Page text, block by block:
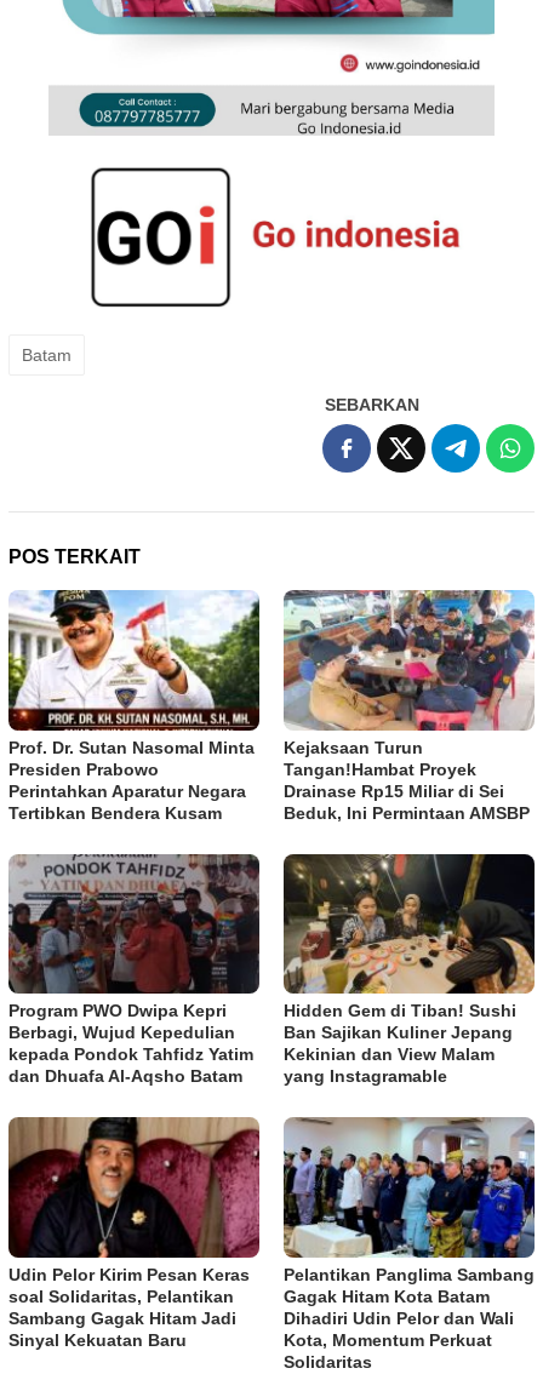
Batam
SEBARKAN
POS TERKAIT
Prof. Dr. Sutan Nasomal Minta
Presiden Prabowo
Perintahkan Aparatur Negara
Tertibkan Bendera Kusam
Kejaksaan Turun
Tangan!Hambat Proyek
Drainase Rp15 Miliar di Sei
Beduk, Ini Permintaan AMSBP
Program PWO Dwipa Kepri
Berbagi, Wujud Kepedulian
kepada Pondok Tahfidz Yatim
dan Dhuafa Al-Aqsho Batam
Hidden Gem di Tiban! Sushi
Ban Sajikan Kuliner Jepang
Kekinian dan View Malam
yang Instagramable
Udin Pelor Kirim Pesan Keras
soal Solidaritas, Pelantikan
Sambang Gagak Hitam Jadi
Sinyal Kekuatan Baru
Pelantikan Panglima Sambang
Gagak Hitam Kota Batam
Dihadiri Udin Pelor dan Wali
Kota, Momentum Perkuat
Solidaritas